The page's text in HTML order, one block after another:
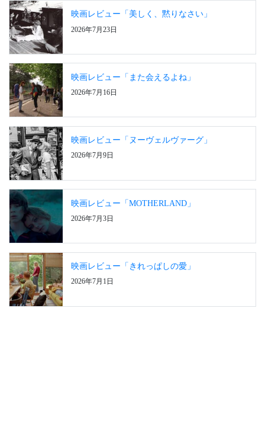
映画レビュー「美しく、黙りなさい」
2026年7月23日
映画レビュー「また会えるよね」
2026年7月16日
映画レビュー「ヌーヴェルヴァーグ」
2026年7月9日
映画レビュー「MOTHERLAND」
2026年7月3日
映画レビュー「きれっぱしの愛」
2026年7月1日